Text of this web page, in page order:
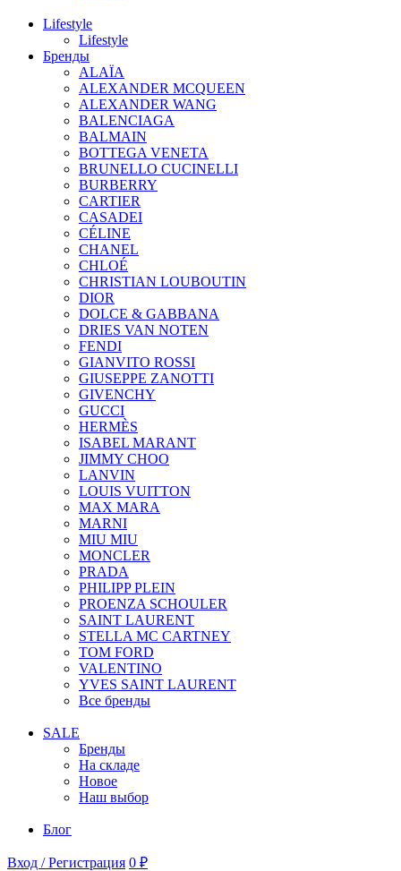
Lifestyle
Lifestyle
Бренды
ALAÏA
ALEXANDER MCQUEEN
ALEXANDER WANG
BALENCIAGA
BALMAIN
BOTTEGA VENETA
BRUNELLO CUCINELLI
BURBERRY
CARTIER
CASADEI
CÉLINE
CHANEL
CHLOÉ
CHRISTIAN LOUBOUTIN
DIOR
DOLCE & GABBANA
DRIES VAN NOTEN
FENDI
GIANVITO ROSSI
GIUSEPPE ZANOTTI
GIVENCHY
GUCCI
HERMÈS
ISABEL MARANT
JIMMY CHOO
LANVIN
LOUIS VUITTON
MAX MARA
MARNI
MIU MIU
MONCLER
PRADA
PHILIPP PLEIN
PROENZA SCHOULER
SAINT LAURENT
STELLA MC CARTNEY
TOM FORD
VALENTINO
YVES SAINT LAURENT
Все бренды
SALE
Бренды
На складе
Новое
Наш выбор
Блог
Вход / Регистрация 0 ₽